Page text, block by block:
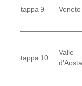
tappa 9 Veneto
tappa 10
Valle
d'Aosta